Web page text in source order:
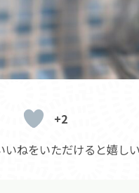
+2
いねをいただけると嬉し